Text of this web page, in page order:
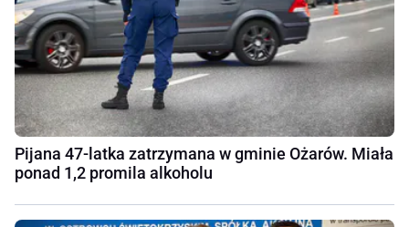
Pijana 47-latka zatrzymana w gminie Ożarów. Miała
ponad 1,2 promila alkoholu